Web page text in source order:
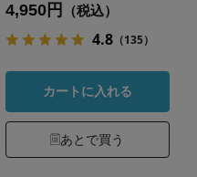
4,950円 （税込）
4.8（135）
カートに入れる
あとで買う